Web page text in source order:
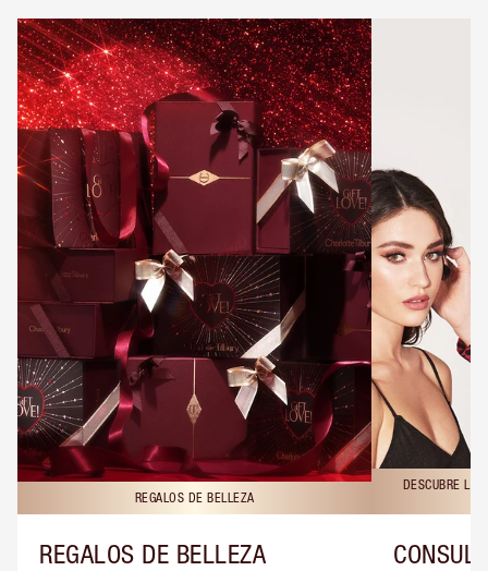
REGALOS DE BELLEZA
REGALOS DE BELLEZA
DESCUBRE